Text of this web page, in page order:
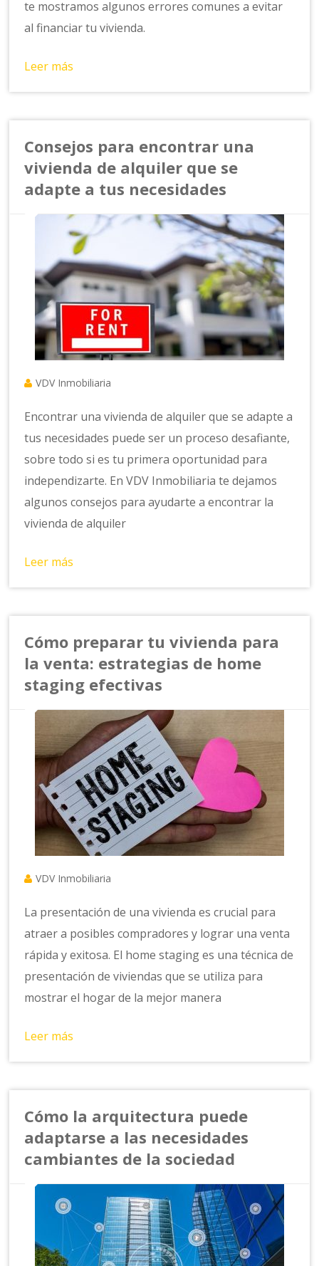
te mostramos algunos errores comunes a evitar
al financiar tu vivienda.
Leer más
Consejos para encontrar una
vivienda de alquiler que se
adapte a tus necesidades
VDV Inmobiliaria
Encontrar una vivienda de alquiler que se adapte a
tus necesidades puede ser un proceso desafiante,
sobre todo si es tu primera oportunidad para
independizarte. En VDV Inmobiliaria te dejamos
algunos consejos para ayudarte a encontrar la
vivienda de alquiler
Leer más
Cómo preparar tu vivienda para
la venta: estrategias de home
staging efectivas
VDV Inmobiliaria
La presentación de una vivienda es crucial para
atraer a posibles compradores y lograr una venta
rápida y exitosa. El home staging es una técnica de
presentación de viviendas que se utiliza para
mostrar el hogar de la mejor manera
Leer más
Cómo la arquitectura puede
adaptarse a las necesidades
cambiantes de la sociedad